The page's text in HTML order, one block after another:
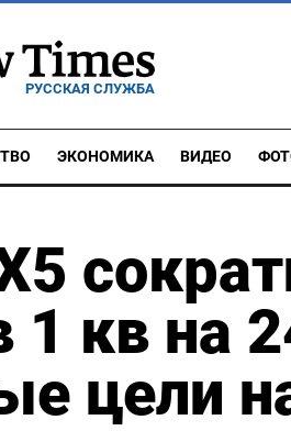
РУССКАЯ СЛУЖБА
ЭКОНОМИКА ВИДЕО
кв на
цели